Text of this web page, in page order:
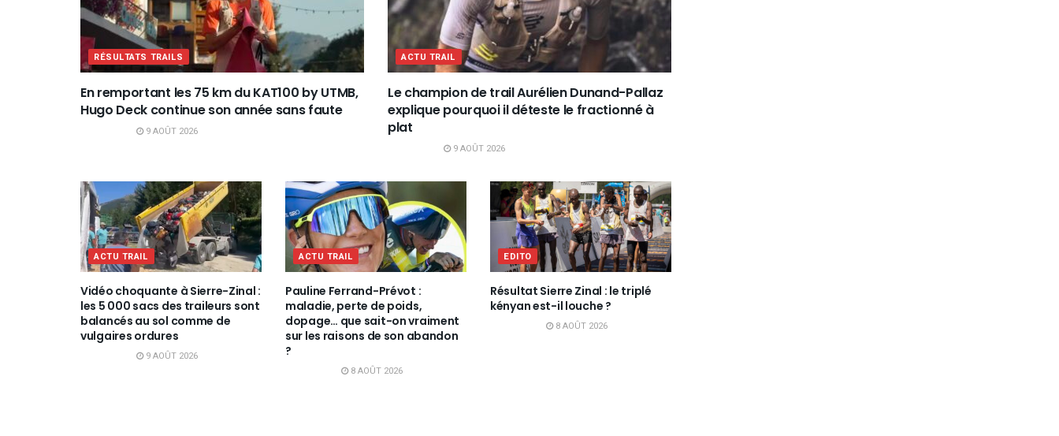
RÉSULTATS TRAILS
En remportant les 75 km du KAT100 by UTMB,
Hugo Deck continue son année sans faute
9 AOÛT 2026
ACTU TRAIL
Le champion de trail Aurélien Dunand-Pallaz
explique pourquoi il déteste le fractionné à
plat
9 AOÛT 2026
ACTU TRAIL
Vidéo choquante à Sierre-Zinal :
les 5 000 sacs des traileurs sont
balancés au sol comme de
vulgaires ordures
9 AOÛT 2026
ACTU TRAIL
Pauline Ferrand-Prévot :
maladie, perte de poids,
dopage… que sait-on vraiment
sur les raisons de son abandon
?
8 AOÛT 2026
EDITO
Résultat Sierre Zinal : le triplé
kényan est-il louche ?
8 AOÛT 2026